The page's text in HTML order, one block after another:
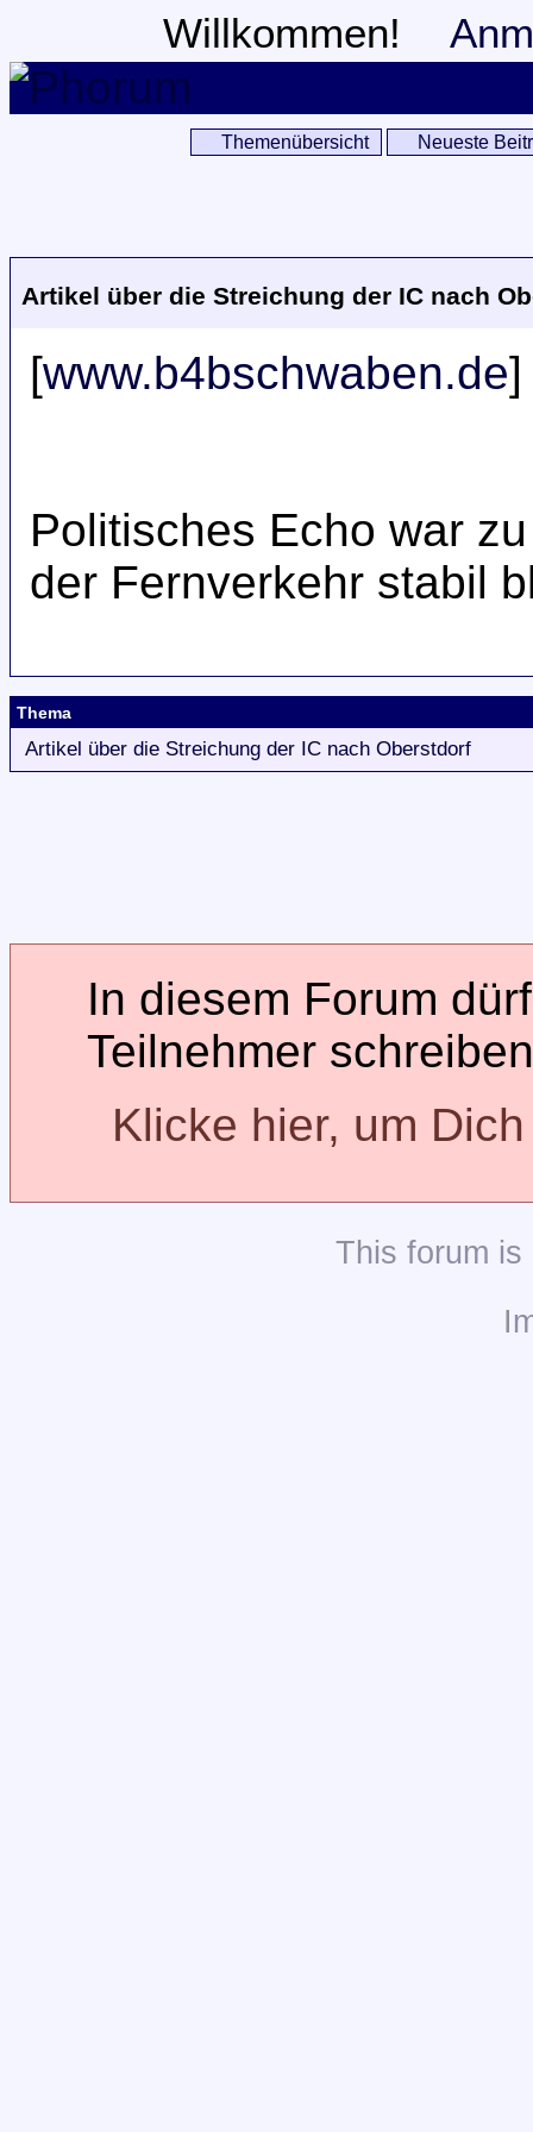
Willkommen!
Themenübersicht Neueste
Artikel über die Streichung der IC nach
[www.b4bschwaben.de]
Politisches Echo war
der Fernverkehr stabil
Thema
Artikel über die Streichung der IC nach Oberstdorf
In diesem Forum
Teilnehmer
Klicke hier, um
This forum is